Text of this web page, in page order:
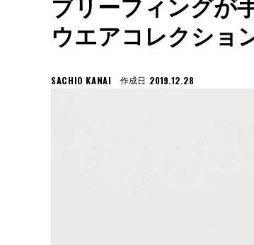
ブリーフィングが
ウエアコレクショ
SACHIO KANAI 作成日 2019.12.28